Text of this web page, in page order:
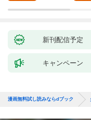
新刊配信予定
キャンペーン
漫画無料試し読みならdブック